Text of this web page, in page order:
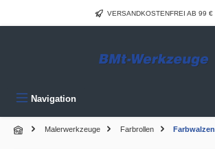
Zum Hauptinhalt springenVERSANDKOSTENFREI AB 99 €
Navigation
Malerwerkzeuge Farbrollen Farbwalzen